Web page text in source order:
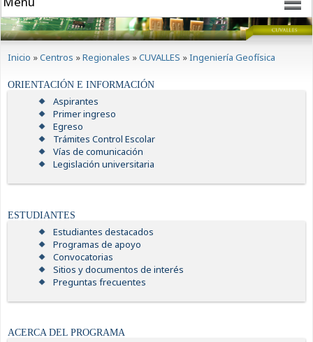
Inicio »Centros »Regionales »CUVALLES »Ingeniería Geofísica
ORIENTACIÓN E INFORMACIÓN
Aspirantes
Primer ingreso
Egreso
Trámites Control Escolar
Vías de comunicación
Legislación universitaria
ESTUDIANTES
Estudiantes destacados
Programas de apoyo
Convocatorias
Sitios y documentos de interés
Preguntas frecuentes
ACERCA DEL PROGRAMA